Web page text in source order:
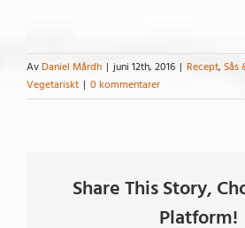
Av Daniel Mårdh | juni 12th, 2016 | Recept, Sås
Vegetariskt | 0 kommentarer
Share This Story,
Platform!